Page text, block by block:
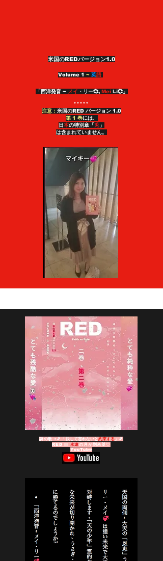
米国のREDバージョン1.0
Volume 1 ~ 英語
「西洋発音 ~ メイ ・リー💞, Mei Li💞」
* * * * *
注意： 米国のRED バージョン 1.0
第 1 巻には、
日本の特別章「兎 」
は含まれていません。
詩の歌 :🎵「 決して忘れないと約束する」🎵
RED II 永遠の月が到来🐰💘
YouTube